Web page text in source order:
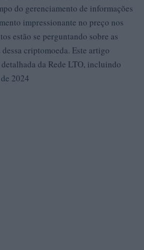
do gerenciamento de informações
impressionante no preço nos
estão se perguntando sobre as
criptomoeda. Este artigo
da Rede LTO, incluindo
2024